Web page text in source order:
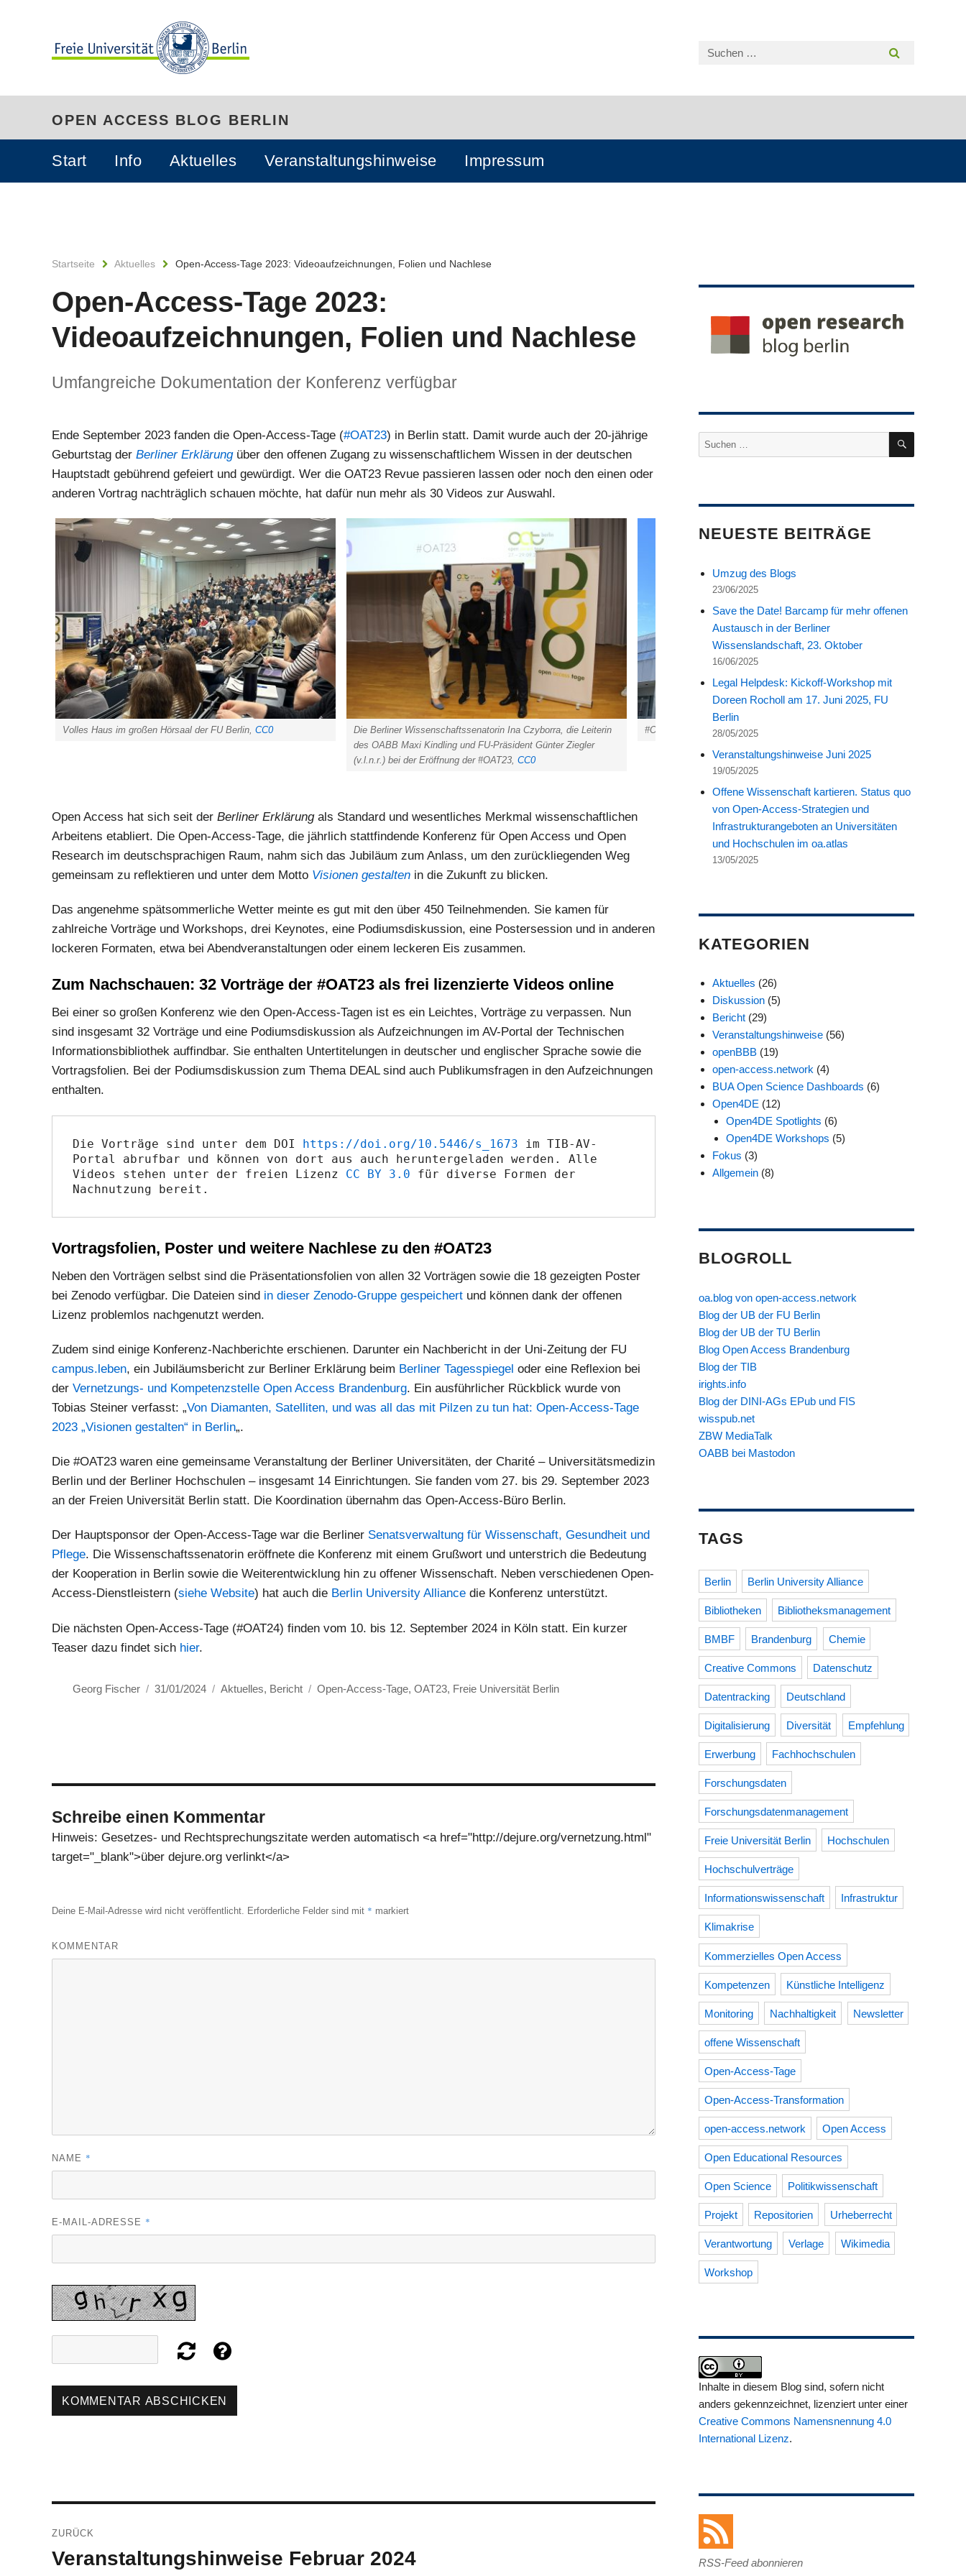
OPEN ACCESS BLOG BERLIN
Start Info Aktuelles Veranstaltungshinweise Impressum
Startseite Aktuelles Open-Access-Tage 2023: Videoaufzeichnungen, Folien und Nachlese
Open-Access-Tage 2023:
Videoaufzeichnungen, Folien und Nachlese
Umfangreiche Dokumentation der Konferenz verfügbar
Ende September 2023 fanden die Open-Access-Tage (#OAT23) in Berlin statt. Damit wurde auch der 20-jährige
Geburtstag der Berliner Erklärungüber den offenen Zugang zu wissenschaftlichem Wissen in der deutschen
Hauptstadt gebührend gefeiert und gewürdigt. Wer die OAT23 Revue passieren lassen oder noch den einen oder
anderen Vortrag nachträglich schauen möchte, hat dafür nun mehr als 30 Videos zur Auswahl.
Volles Haus im großen Hörsaal der FU Berlin, CC0
Die Berliner Wissenschaftssenatorin Ina Czyborra, die Leiterin
des OABB Maxi Kindling und FU-Präsident Günter Ziegler
(v.l.n.r.) bei der Eröffnung der #OAT23, CC0
#OAT23 Banner und bestes Wetter,
Open Access hat sich seit der Berliner Erklärungals Standard und wesentliches Merkmal wissenschaftlichen
Arbeitens etabliert. Die Open-Access-Tage, die jährlich stattfindende Konferenz für Open Access und Open
Research im deutschsprachigen Raum, nahm sich das Jubiläum zum Anlass, um den zurückliegenden Weg
gemeinsam zu reflektieren und unter dem Motto Visionen gestalten in die Zukunft zu blicken.
Das angenehme spätsommerliche Wetter meinte es gut mit den über 450 Teilnehmenden. Sie kamen für
zahlreiche Vorträge und Workshops, drei Keynotes, eine Podiumsdiskussion, eine Postersession und in anderen
lockeren Formaten, etwa bei Abendveranstaltungen oder einem leckeren Eis zusammen.
Zum Nachschauen: 32 Vorträge der #OAT23 als frei lizenzierte Videos online
Bei einer so großen Konferenz wie den Open-Access-Tagen ist es ein Leichtes, Vorträge zu verpassen. Nun
sind insgesamt 32 Vorträge und eine Podiumsdiskussion als Aufzeichnungen im AV-Portal der Technischen
Informationsbibliothek auffindbar. Sie enthalten Untertitelungen in deutscher und englischer Sprache sowie die
Vortragsfolien. Bei der Podiumsdiskussion zum Thema DEAL sind auch Publikumsfragen in den Aufzeichnungen
enthalten.
Die Vorträge sind unter dem DOI https://doi.org/10.5446/s_1673 im TIB-AV-
Portal abrufbar und können von dort aus auch heruntergeladen werden. Alle
Videos stehen unter der freien Lizenz CC BY 3.0 für diverse Formen der
Nachnutzung bereit.
Vortragsfolien, Poster und weitere Nachlese zu den #OAT23
Neben den Vorträgen selbst sind die Präsentationsfolien von allen 32 Vorträgen sowie die 18 gezeigten Poster
bei Zenodo verfügbar. Die Dateien sind in dieser Zenodo-Gruppe gespeichert und können dank der offenen
Lizenz problemlos nachgenutzt werden.
Zudem sind einige Konferenz-Nachberichte erschienen. Darunter ein Nachbericht in der Uni-Zeitung der FU
campus.leben, ein Jubiläumsbericht zur Berliner Erklärung beim Berliner Tagesspiegel oder eine Reflexion bei
der Vernetzungs- und Kompetenzstelle Open Access Brandenburg. Ein ausführlicher Rückblick wurde von
Tobias Steiner verfasst: „Von Diamanten, Satelliten, und was all das mit Pilzen zu tun hat: Open-Access-Tage
2023 „Visionen gestalten“ in Berlin„.
Die #OAT23 waren eine gemeinsame Veranstaltung der Berliner Universitäten, der Charité – Universitätsmedizin
Berlin und der Berliner Hochschulen – insgesamt 14 Einrichtungen. Sie fanden vom 27. bis 29. September 2023
an der Freien Universität Berlin statt. Die Koordination übernahm das Open-Access-Büro Berlin.
Der Hauptsponsor der Open-Access-Tage war die Berliner Senatsverwaltung für Wissenschaft, Gesundheit und
Pflege. Die Wissenschaftssenatorin eröffnete die Konferenz mit einem Grußwort und unterstrich die Bedeutung
der Kooperation in Berlin sowie die Weiterentwicklung hin zu offener Wissenschaft. Neben verschiedenen Open-
Access-Dienstleistern (siehe Website) hat auch die Berlin University Alliance die Konferenz unterstützt.
Die nächsten Open-Access-Tage (#OAT24) finden vom 10. bis 12. September 2024 in Köln statt. Ein kurzer
Teaser dazu findet sich hier.
Autor
Georg Fischer
Veröffentlicht
31/01/2024 Kategorien
Aktuelles, Bericht Schlagwörter
Open-Access-Tage,OAT23, Freie Universität Berlin
Schreibe einen Kommentar
Hinweis: Gesetzes- und Rechtsprechungszitate werden automatisch <a href="http://dejure.org/vernetzung.html"
target="_blank">über dejure.org verlinkt</a>
Deine E-Mail-Adresse wird nicht veröffentlicht. Erforderliche Felder sind mit * markiert
KOMMENTAR
NAME *
E-MAIL-ADRESSE *
ZURÜCK
Vorheriger
Veranstaltungshinweise Februar 2024
Suche
nach:
SUCHEN
NEUESTE BEITRÄGE
Umzug des Blogs
23/06/2025
Save the Date! Barcamp für mehr offenen
Austausch in der Berliner
Wissenslandschaft, 23. Oktober
16/06/2025
Legal Helpdesk: Kickoff-Workshop mit
Doreen Rocholl am 17. Juni 2025, FU
Berlin
28/05/2025
Veranstaltungshinweise Juni 2025
19/05/2025
Offene Wissenschaft kartieren. Status quo
von Open-Access-Strategien und
Infrastrukturangeboten an Universitäten
und Hochschulen im oa.atlas
13/05/2025
KATEGORIEN
Aktuelles (26)
Diskussion(5)
Bericht(29)
Veranstaltungshinweise(56)
openBBB(19)
open-access.network(4)
BUA Open Science Dashboards (6)
Open4DE(12)
Open4DE Spotlights (6)
Open4DE Workshops (5)
Fokus (3)
Allgemein(8)
BLOGROLL
oa.blog von open-access.network
Blog der UB der FU Berlin
Blog der UB der TU Berlin
Blog Open Access Brandenburg
Blog der TIB
irights.info
Blog der DINI-AGs EPub und FIS
wisspub.net
ZBW MediaTalk
OABB bei Mastodon
TAGS
Berlin Berlin University Alliance
Bibliotheken Bibliotheksmanagement
BMBF Brandenburg Chemie
Creative Commons Datenschutz
Datentracking Deutschland
Digitalisierung Diversität Empfehlung
Erwerbung Fachhochschulen
Forschungsdaten
Forschungsdatenmanagement
Freie Universität Berlin Hochschulen
Hochschulverträge
Informationswissenschaft Infrastruktur
Klimakrise
Kommerzielles Open Access
Kompetenzen Künstliche Intelligenz
Monitoring Nachhaltigkeit Newsletter
offene Wissenschaft
Open-Access-Tage
Open-Access-Transformation
open-access.network Open Access
Open Educational Resources
Open Science Politikwissenschaft
Projekt Repositorien Urheberrecht
Verantwortung Verlage Wikimedia
Workshop
Inhalte in diesem Blog sind, sofern nicht
anders gekennzeichnet, lizenziert unter einer
Creative Commons Namensnennung 4.0
International Lizenz.
RSS-Feed abonnieren